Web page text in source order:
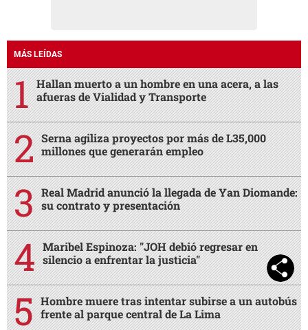
MÁS LEÍDAS
Hallan muerto a un hombre en una acera, a las
afueras de Vialidad y Transporte
Serna agiliza proyectos por más de L35,000
millones que generarán empleo
Real Madrid anunció la llegada de Yan Diomande:
su contrato y presentación
Maribel Espinoza: "JOH debió regresar en
silencio a enfrentar la justicia"
Hombre muere tras intentar subirse a un autobús
frente al parque central de La Lima